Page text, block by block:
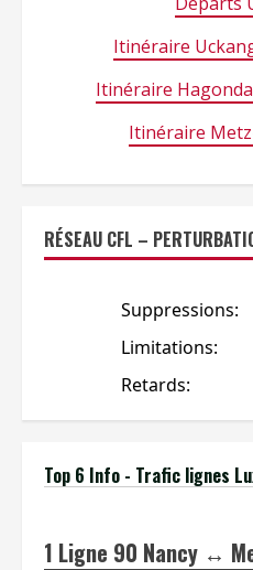
Itinéraire
Itinéraire
Itinéraire
RÉSEAU CFL –
Top 6 Info - Trafic lignes
1 Ligne 90 Nancy ↔